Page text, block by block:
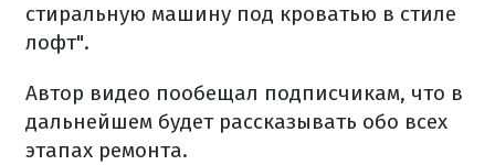
стиральную машину под кроватью в стиле
лофт".
Автор видео пообещал подписчикам, что в
дальнейшем будет рассказывать обо всех
этапах ремонта.